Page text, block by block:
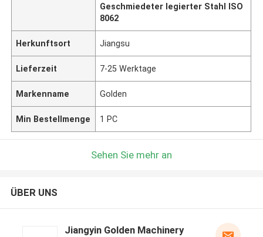
Geschmiedeter legierter Stahl ISO
8062
Herkunftsort Jiangsu
Lieferzeit 7-25 Werktage
Markenname Golden
Min Bestellmenge 1 PC
Sehen Sie mehr an
ÜBER UNS
Jiangyin Golden Machinery